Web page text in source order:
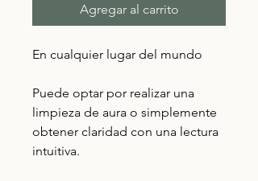
Agregar al carrito
En cualquier lugar del mundo
Puede optar por realizar una
limpieza de aura o simplemente
obtener claridad con una lectura
intuitiva.